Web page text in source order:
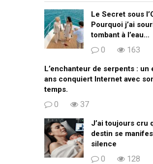
Le Secret sous
Pourquoi j’ai
tombant à l’eau…
0 163
L’enchanteur de serpents : un
ans conquiert Internet avec
temps.
0 37
J’ai toujours cru
destin se
silence
0 128